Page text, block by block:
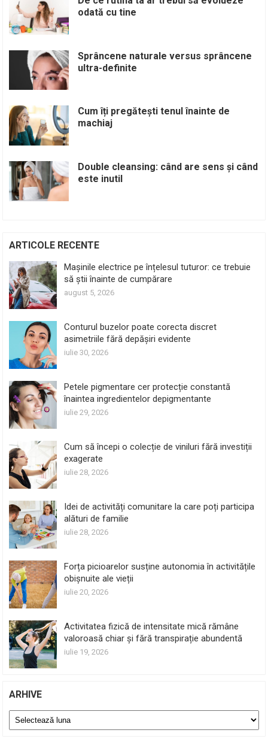
odată cu tine
Sprâncene naturale versus sprâncene
ultra-definite
Cum îți pregătești tenul înainte de
machiaj
Double cleansing: când are sens și când
este inutil
ARTICOLE RECENTE
Mașinile electrice pe înțelesul tuturor: ce trebuie
să știi înainte de cumpărare
august 5, 2026
Conturul buzelor poate corecta discret
asimetriile fără depășiri evidente
iulie 30, 2026
Petele pigmentare cer protecție constantă
înaintea ingredientelor depigmentante
iulie 29, 2026
Cum să începi o colecție de viniluri fără investiții
exagerate
iulie 28, 2026
Idei de activități comunitare la care poți participa
alături de familie
iulie 28, 2026
Forța picioarelor susține autonomia în activitățile
obișnuite ale vieții
iulie 20, 2026
Activitatea fizică de intensitate mică rămâne
valoroasă chiar și fără transpirație abundentă
iulie 19, 2026
ARHIVE
Arhive